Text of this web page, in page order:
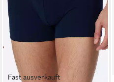
Fast ausverkauft